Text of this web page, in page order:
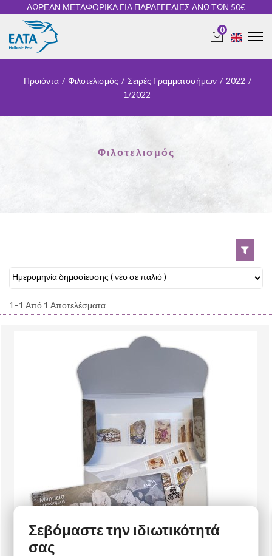
ΔΩΡΕΑΝ ΜΕΤΑΦΟΡΙΚΑ ΓΙΑ ΠΑΡΑΓΓΕΛΙΕΣ ΑΝΩ ΤΩΝ 50€
0
Προιόντα / Φιλοτελισμός / Σειρές Γραμματοσήμων / 2022 /
1/2022
Φιλοτελισμός
1–1 Από 1 Αποτελέσματα
Σεβόμαστε την ιδιωτικότητά
σας